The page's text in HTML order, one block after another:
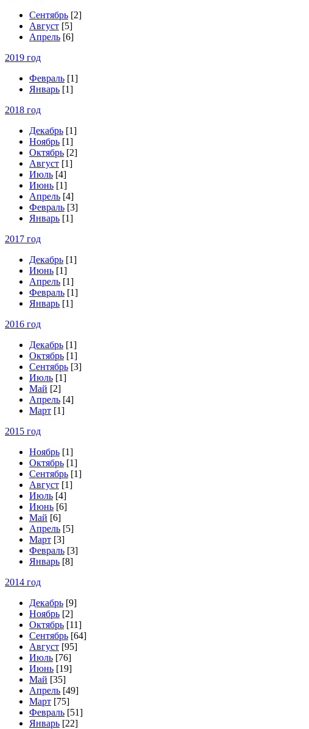
Сентябрь [2]
Август [5]
Апрель [6]
2019 год
Февраль [1]
Январь [1]
2018 год
Декабрь [1]
Ноябрь [1]
Октябрь [2]
Август [1]
Июль [4]
Июнь [1]
Апрель [4]
Февраль [3]
Январь [1]
2017 год
Декабрь [1]
Июнь [1]
Апрель [1]
Февраль [1]
Январь [1]
2016 год
Декабрь [1]
Октябрь [1]
Сентябрь [3]
Июль [1]
Май [2]
Апрель [4]
Март [1]
2015 год
Ноябрь [1]
Октябрь [1]
Сентябрь [1]
Август [1]
Июль [4]
Июнь [6]
Май [6]
Апрель [5]
Март [3]
Февраль [3]
Январь [8]
2014 год
Декабрь [9]
Ноябрь [2]
Октябрь [11]
Сентябрь [64]
Август [95]
Июль [76]
Июнь [19]
Май [35]
Апрель [49]
Март [75]
Февраль [51]
Январь [22]